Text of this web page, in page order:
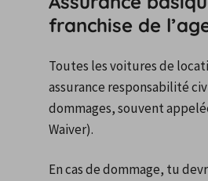
franchise de
Toutes les voitures de
assurance responsabilité
dommages, souvent
Waiver).
En cas de dommage, tu